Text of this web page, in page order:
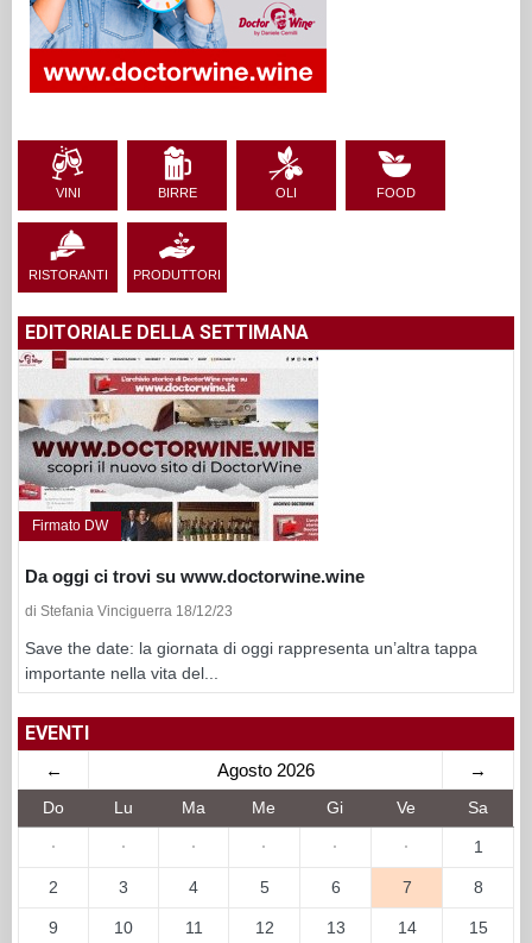
VINI BIRRE OLI FOOD
RISTORANTI PRODUTTORI
EDITORIALE DELLA SETTIMANA
Firmato DW
Da oggi ci trovi su www.doctorwine.wine
di Stefania Vinciguerra 18/12/23
Save the date: la giornata di oggi rappresenta un’altra tappa
importante nella vita del...
EVENTI
← Agosto 2026 →
Do Lu Ma Me Gi Ve Sa
· · · · · · 1
2 3 4 5 6 7 8
9 10 11 12 13 14 15